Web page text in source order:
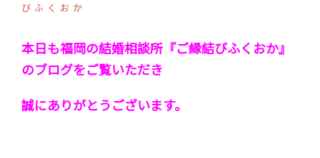
びふくおか
本日も福岡の結婚相談所『ご縁結びふくおか』
のブログをご覧いただき
誠にありがとうございます。